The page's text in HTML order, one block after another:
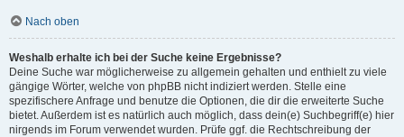
Nach oben
Weshalb erhalte ich bei der Suche keine Ergebnisse?
Deine Suche war möglicherweise zu allgemein gehalten und enthielt zu viele
gängige Wörter, welche von phpBB nicht indiziert werden. Stelle eine
spezifischere Anfrage und benutze die Optionen, die dir die erweiterte Suche
bietet. Außerdem ist es natürlich auch möglich, dass dein(e) Suchbegriff(e) hier
nirgends im Forum verwendet wurden. Prüfe ggf. die Rechtschreibung der